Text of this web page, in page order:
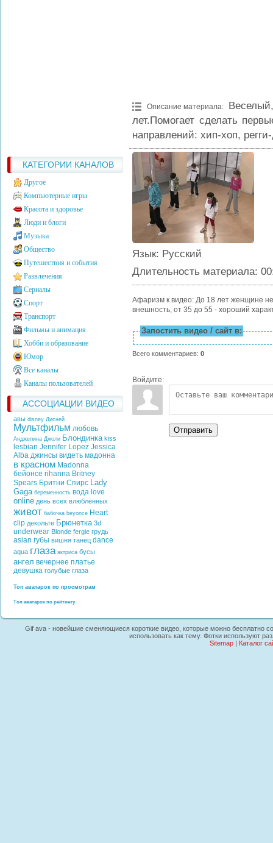
КАТЕГОРИИ КАНАЛОВ
Другое
Компьютерные игры
Красота и здоровье
Люди и блоги
Музыка
Общество
Путешествия и события
Развлечения
Сериалы
Спорт
Транспорт
Фильмы и анимация
Хобби и образование
Юмор
Все каналы
Каналы пользователей
АССОЦИАЦИИ ВИДЕО
авы disney Дисней
Мультфильм любовь
Анджелина Джоли Блондинка kiss
lesbian Jennifer Lopez Jessica
Alba джинсы видеть мадонна
в красном Madonna
бейонсе rihanna Britney
Spears Бритни Спирс Lady
Gaga беременность вода love
online день всех влюблённых
живот бабочка beyonce Heart
clip декольте Брюнетка 3d
underwear Blonde fergie грудь
asian губы вишня танец dance
aqua глаза актриса бусы
ангел вечернее платье
девушка голубые глаза
Топ аватарок по просмотрам
Топ аватарок по рейтингу
Описание материала:
лет.Помогает сделать
направлений: хип-хоп,
Язык: Русский
Длительность материала:
Афаризм к видео: До 18 лет женщине
внешность, от 35 до 55 - хороший
Запостить видео / сайт в:
Всего комментариев: 0
Войдите:
Отправить
Gif ava - новейшие сменяющиеся короткие видео, которые можно бесплатно
использовать как тему. Фотки используют
Sitemap| Каталог